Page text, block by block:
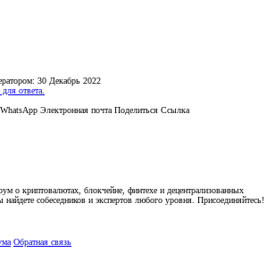
30 Декабрь 2022
ответа.
WhatsApp Электронная почта Поделиться Ссылка
о криптовалютах, блокчейне, финтехе и децентрализованных
найдете собеседников и экспертов любого уровня. Присоединяйтесь!
Обратная связь